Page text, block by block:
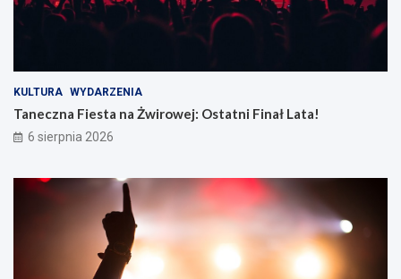
KULTURA WYDARZENIA
Taneczna Fiesta na Żwirowej: Ostatni Finał Lata!
6 sierpnia 2026